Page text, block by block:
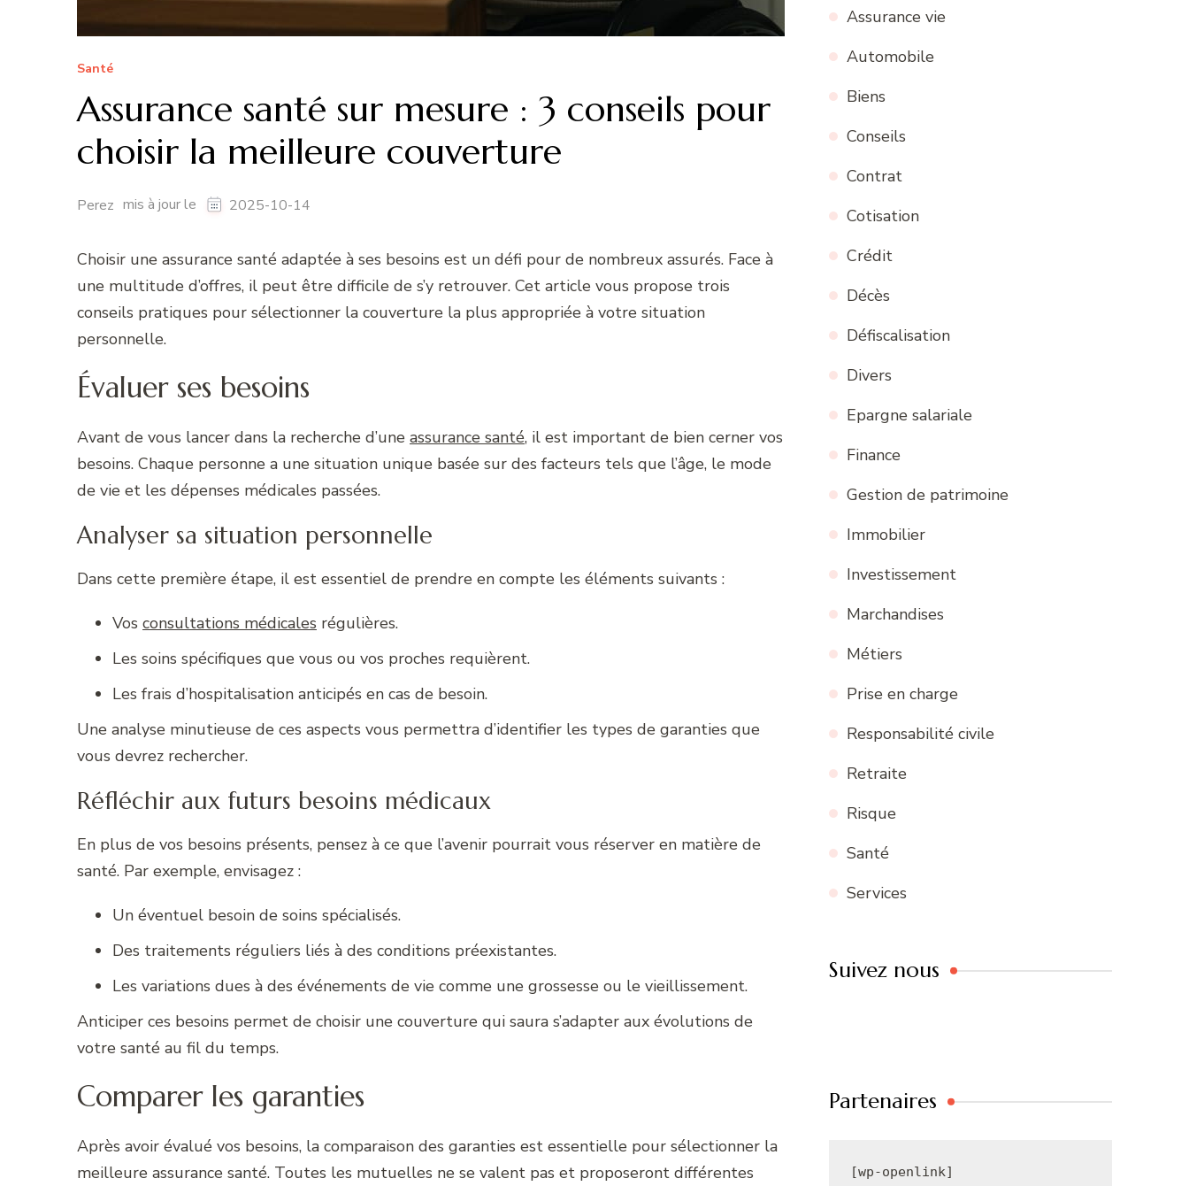
Santé
Assurance santé sur mesure : 3 conseils pour
choisir la meilleure couverture
Perez mis à jour le 2025-10-14
Choisir une assurance santé adaptée à ses besoins est un défi pour de nombreux assurés. Face à
une multitude d’offres, il peut être difficile de s’y retrouver. Cet article vous propose trois
conseils pratiques pour sélectionner la couverture la plus appropriée à votre situation
personnelle.
Évaluer ses besoins
Avant de vous lancer dans la recherche d’une assurance santé, il est important de bien cerner vos
besoins. Chaque personne a une situation unique basée sur des facteurs tels que l’âge, le mode
de vie et les dépenses médicales passées.
Analyser sa situation personnelle
Dans cette première étape, il est essentiel de prendre en compte les éléments suivants :
Vos consultations médicales régulières.
Les soins spécifiques que vous ou vos proches requièrent.
Les frais d’hospitalisation anticipés en cas de besoin.
Une analyse minutieuse de ces aspects vous permettra d’identifier les types de garanties que
vous devrez rechercher.
Réfléchir aux futurs besoins médicaux
En plus de vos besoins présents, pensez à ce que l’avenir pourrait vous réserver en matière de
santé. Par exemple, envisagez :
Un éventuel besoin de soins spécialisés.
Des traitements réguliers liés à des conditions préexistantes.
Les variations dues à des événements de vie comme une grossesse ou le vieillissement.
Anticiper ces besoins permet de choisir une couverture qui saura s’adapter aux évolutions de
votre santé au fil du temps.
Comparer les garanties
Après avoir évalué vos besoins, la comparaison des garanties est essentielle pour sélectionner la
meilleure assurance santé. Toutes les mutuelles ne se valent pas et proposeront différentes
Assurance vie
Automobile
Biens
Conseils
Contrat
Cotisation
Crédit
Décès
Défiscalisation
Divers
Epargne salariale
Finance
Gestion de patrimoine
Immobilier
Investissement
Marchandises
Métiers
Prise en charge
Responsabilité civile
Retraite
Risque
Santé
Services
Suivez nous
Partenaires
[wp-openlink]